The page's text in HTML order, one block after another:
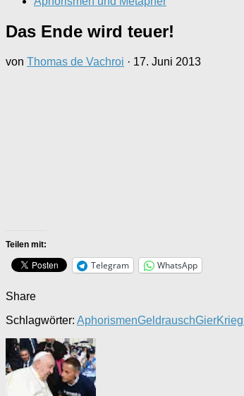
Das Ende wird teuer!
von Thomas de Vachroi · 17. Juni 2013
Teilen mit:
Telegram WhatsApp
Share
Schlagwörter: AphorismenGeldrauschGierKrieg